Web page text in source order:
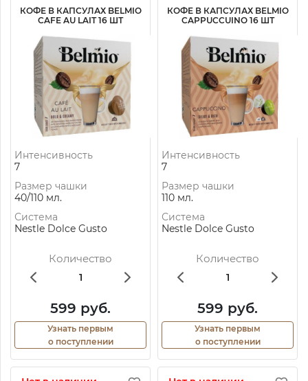
КОФЕ В КАПСУЛАХ BELMIO
CAFE AU LAIT 16 ШТ
Интенсивность
7
Размер чашки
40/110 мл.
Система
Nestle Dolce Gusto
Количество
599 руб.
Узнать первым
о поступлении
КОФЕ В КАПСУЛАХ BELMIO
CAPPUCCUINO 16 ШТ
Интенсивность
7
Размер чашки
110 мл.
Система
Nestle Dolce Gusto
Количество
599 руб.
Узнать первым
о поступлении